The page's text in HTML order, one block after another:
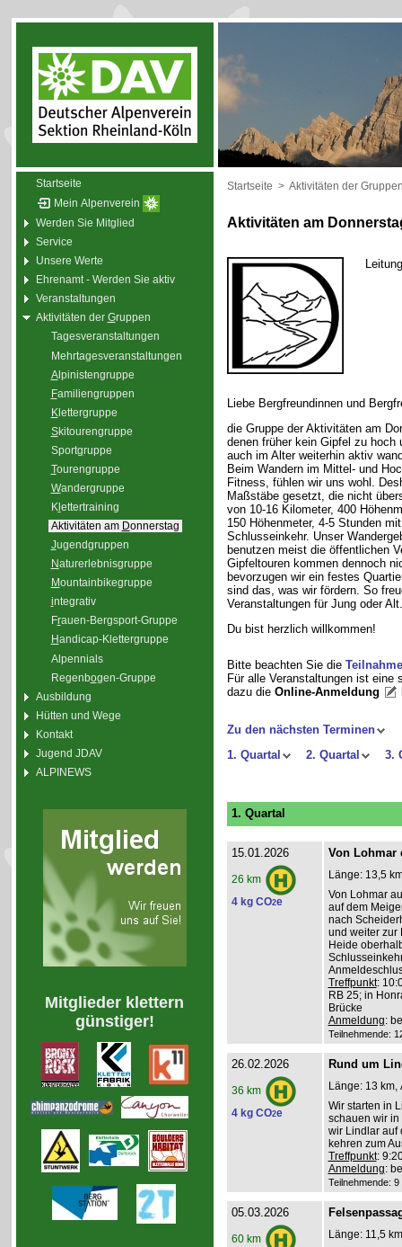
Startseite
Mein Alpenverein
Werden Sie Mitglied
Service
Unsere Werte
Ehrenamt - Werden Sie aktiv
Veranstaltungen
Aktivitäten der Gruppen
Tagesveranstaltungen
Mehrtagesveranstaltungen
Alpinistengruppe
Familiengruppen
Klettergruppe
Skitourengruppe
Sportgruppe
Tourengruppe
Wandergruppe
Kl ettertraining
Aktivitäten am Donnerstag
Jugendgruppen
Naturerlebnisgruppe
Mountainbikegruppe
integrativ
Frauen-Bergsport-Gruppe
Handicap-Klettergruppe
Alpennials
Regenbogen-Gruppe
Ausbildung
Hütten und Wege
Kontakt
Jugend JDAV
ALPINEWS
Mitglieder klettern
günstiger!
Startseite > Aktivitäten der
Aktivitäten am
Liebe Bergfreundinnen und
die Gruppe der Aktivitäten am
denen früher kein Gipfel zu
auch im Alter weiterhin aktiv
Beim Wandern im Mittel- und
Fitness, fühlen wir uns wohl.
Maßstäbe gesetzt, die nicht
von 10-16 Kilometer, 400
150 Höhenmeter, 4-5 Stunden
Schlusseinkehr. Unser
benutzen meist die öffentlichen
Gipfeltouren kommen dennoch
bevorzugen wir ein festes
sind das, was wir fördern. So
Veranstaltungen für Jung oder
Du bist herzlich willkommen!
Bitte beachten Sie die
Für alle Veranstaltungen ist
dazu die Online-Anmeldung
Zu den nächsten Terminen
1. Quartal
2. Quartal 3.
1. Quartal
15.01.2026
26 km
4 kg CO2e
Von Lohmar
Länge: 13,5
Von Lohmar
auf dem
nach
und weiter zur
Heide
Treffpunkt:
RB 25; in
Brücke
Anmeldung:
Teilnehmende:
26.02.2026
36 km
4 kg CO2e
Rund um
Länge: 13 km,
Wir starten in
schauen wir
wir Lindlar auf
kehren zum
Treffpunkt:
Anmeldung:
Teilnehmende:
05.03.2026
60 km
Länge: 11,5